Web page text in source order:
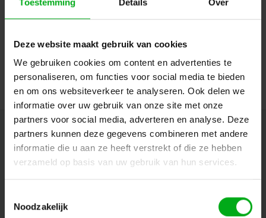
Deze website maakt gebruik van cookies
We gebruiken cookies om content en advertenties te
personaliseren, om functies voor social media te bieden
en om ons websiteverkeer te analyseren. Ook delen we
informatie over uw gebruik van onze site met onze
partners voor social media, adverteren en analyse. Deze
partners kunnen deze gegevens combineren met andere
informatie die u aan ze heeft verstrekt of die ze hebben
verzameld op basis van uw gebruik van hun services.
Noodzakelijk
7-14 business days
Login for prices
Newsletter